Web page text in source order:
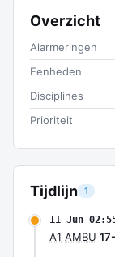
Tijdlijn 1
11 Jun
A1 AMBU
Overzicht
Alarmeringen
Eenheden
Disciplines
Prioriteit